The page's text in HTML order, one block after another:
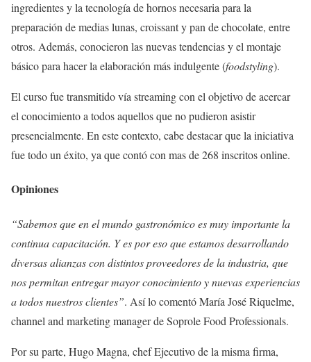
ingredientes y la tecnología de hornos necesaria para la
preparación de medias lunas, croissant y pan de chocolate, entre
otros. Además, conocieron las nuevas tendencias y el montaje
básico para hacer la elaboración más indulgente (foodstyling).
El curso fue transmitido vía streaming con el objetivo de acercar
el conocimiento a todos aquellos que no pudieron asistir
presencialmente. En este contexto, cabe destacar que la iniciativa
fue todo un éxito, ya que contó con mas de 268 inscritos online.
Opiniones
“Sabemos que en el mundo gastronómico es muy importante la
continua capacitación. Y es por eso que estamos desarrollando
diversas alianzas con distintos proveedores de la industria, que
nos permitan entregar mayor conocimiento y nuevas experiencias
a todos nuestros clientes”. Así lo comentó María José Riquelme,
channel and marketing manager de Soprole Food Professionals.
Por su parte, Hugo Magna, chef Ejecutivo de la misma firma,